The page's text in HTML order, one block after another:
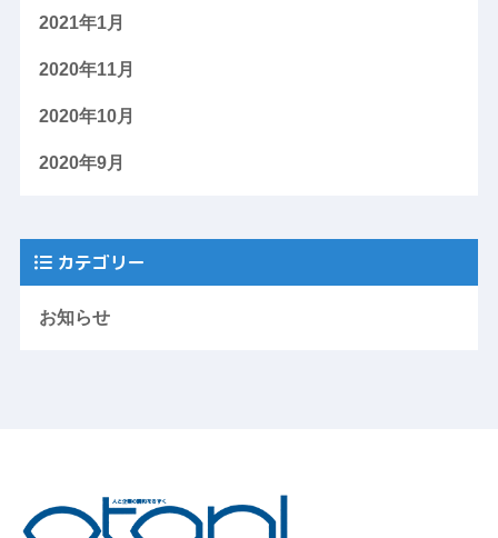
2021年1月
2020年11月
2020年10月
2020年9月
カテゴリー
お知らせ